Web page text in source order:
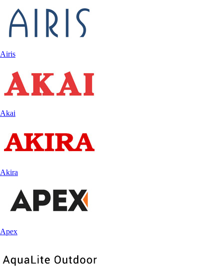
Airis
Akai
Akira
Apex